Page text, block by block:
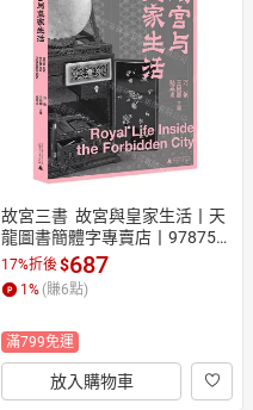
故宮三書  故宮與皇家生活丨天
龍圖書簡體字專賣店丨978755
9843166 (tl2522)
17%折後$687
1 % (賺6點)
滿799免運
放入購物車